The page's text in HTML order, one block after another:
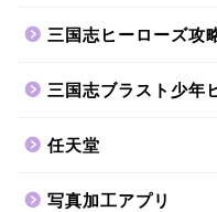
三国志ヒーローズ攻
三国志ブラスト少年
任天堂
写真加工アプリ